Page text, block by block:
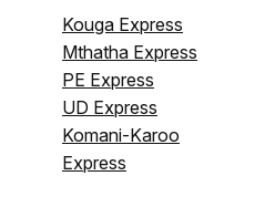
Kouga Express
Mthatha Express
PE Express
UD Express
Komani-Karoo
Express